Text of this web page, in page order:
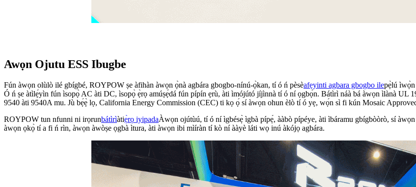
Awọn Ojutu ESS Ibugbe
Fún àwọn olùlò ilé gbígbé, ROYPOW ṣe àfihàn àwọn ọ̀nà agbára gbogbo-nínú-ọ̀kan, tí ó ń pèsèafẹyinti agbara gbogbo ilepẹ̀lú ìwọ̀n
Ó ń ṣe àtìlẹ́yìn fún ìsopọ̀ AC àti DC, ìsopọ̀ ẹ̀rọ amúṣẹ́dá fún pípín ẹrù, àti ìmójútó jíjìnnà tí ó ní ọgbọ́n. Bátìrì náà bá àwọn ìlànà UL
9540 àti 9540A mu. Jù bẹ́ẹ̀ lọ, California Energy Commission (CEC) ti kọ ọ́ sí àwọn ohun èlò tí ó yẹ, wọ́n sì fi kún Mosaic
ROYPOW tun nfunni ni irọrunbátìrìàtiẹ̀rọ iyipadaÀwọn ojútùú, tí ó ní ìgbésẹ̀ ìgbà pípẹ́, ààbò pípéye, àti ìbáramu gbígbòòrò, sí
àwọn ọkọ̀ tí a fi ń rìn, àwọn àwòṣe ọgbà ìtura, àti àwọn ibi mìíràn tí kò ní ààyè láti wọ inú àkójọ agbára.